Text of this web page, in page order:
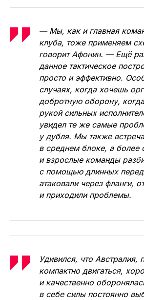
— Мы, как и главная
клуба, тоже применяем
говорит Афонин. — Ещё
данное тактическое
просто и эффективно.
случаях, когда хочешь
добротную оборону,
рукой сильных
увидел те же самые
у дубля. Мы также
в среднем блоке, а более
и взрослые команды
с помощью длинных
атаковали через фланги,
и приходили проблемы.
Удивился, что Австралия,
компактно двигаться,
и качественно
в себе силы постоянно